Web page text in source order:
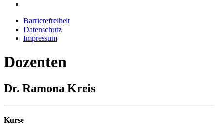
Barrierefreiheit
Datenschutz
Impressum
Dozenten
Dr. Ramona Kreis
Kurse